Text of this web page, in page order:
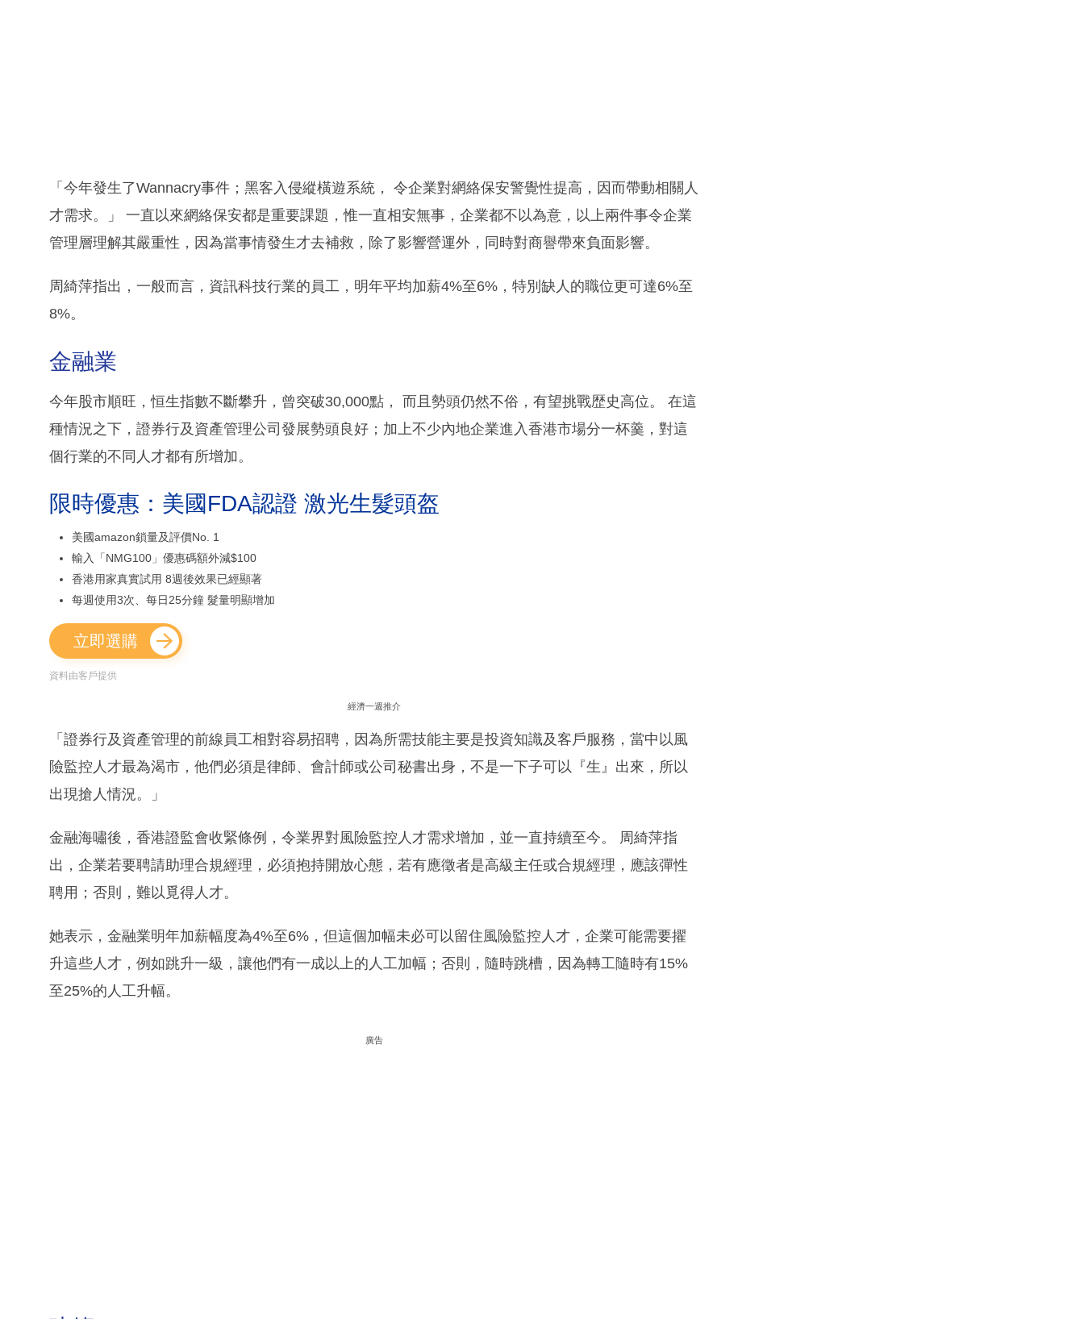
「今年發生了Wannacry事件；黑客入侵縱橫遊系統， 令企業對網絡保安警覺性提高，因而帶動相關人
才需求。」 一直以來網絡保安都是重要課題，惟一直相安無事，企業都不以為意，以上兩件事令企業
管理層理解其嚴重性，因為當事情發生才去補救，除了影響營運外，同時對商譽帶來負面影響。
周綺萍指出，一般而言，資訊科技行業的員工，明年平均加薪4%至6%，特別缺人的職位更可達6%至
8%。
金融業
今年股市順旺，恒生指數不斷攀升，曾突破30,000點， 而且勢頭仍然不俗，有望挑戰歴史高位。 在這
種情況之下，證券行及資產管理公司發展勢頭良好；加上不少內地企業進入香港市場分一杯羹，對這
個行業的不同人才都有所增加。
限時優惠：美國FDA認證 激光生髮頭盔
美國amazon鎖量及評價No. 1
輸入「NMG100」優惠碼額外減$100
香港用家真實試用 8週後效果已經顯著
每週使用3次、每日25分鐘 髮量明顯增加
立即選購
資料由客戶提供
經濟一週推介
「證券行及資產管理的前線員工相對容易招聘，因為所需技能主要是投資知識及客戶服務，當中以風
險監控人才最為渴市，他們必須是律師、會計師或公司秘書出身，不是一下子可以『生』出來，所以
出現搶人情況。」
金融海嘯後，香港證監會收緊條例，令業界對風險監控人才需求增加，並一直持續至今。 周綺萍指
出，企業若要聘請助理合規經理，必須抱持開放心態，若有應徵者是高級主任或合規經理，應該彈性
聘用；否則，難以覓得人才。
她表示，金融業明年加薪幅度為4%至6%，但這個加幅未必可以留住風險監控人才，企業可能需要擢
升這些人才，例如跳升一級，讓他們有一成以上的人工加幅；否則，隨時跳槽，因為轉工隨時有15%
至25%的人工升幅。
廣告